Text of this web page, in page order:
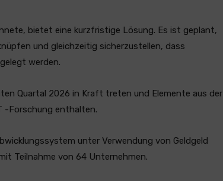
bietet eine kurzfristige Lösung. Es ist geplant,
und gleichzeitig sicherzustellen, dass
werden.
Quartal 2026 in Kraft treten und Elemente aus der
-Forschung enthalten.
unter Verwendung von Geldgeld
Teilnahme von 64 Unternehmen.